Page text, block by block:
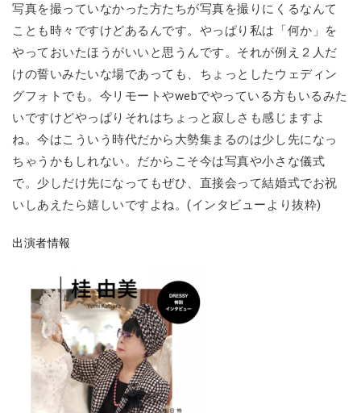
写真を撮っていなかった方たちが写真を撮りにくるなんて
ことも時々ですけどあるんです。やっぱり私は「何か」を
やっておいたほうがいいと思うんです。それが例え２人だ
けの誓いみたいな場であっても、ちょっとしたウェディン
グフォトでも。今リモートやwebでやっている方もいるみた
いですけどやっぱりそれはちょっと寂しさも感じますよ
ね。今はこういう時代だから大勢集まるのは少し先になっ
ちゃうかもしれない。だからこそ今は写真や小さな儀式
で。少しだけ先になってもぜひ、直接会って結婚式でお祝
いしあえたら嬉しいですよね。(インタビューより抜粋)
出演者情報